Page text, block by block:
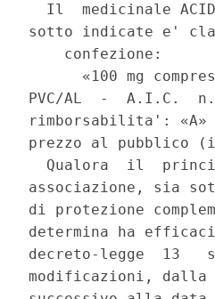
Il  medicinale
sotto indicate e'
    confezione:
«100 mg
PVC/AL  -  A.I.C.
rimborsabilita':
prezzo al pubblico
Qualora  il
associazione, sia
di protezione
determina ha
decreto-legge  13
modificazioni, dalla